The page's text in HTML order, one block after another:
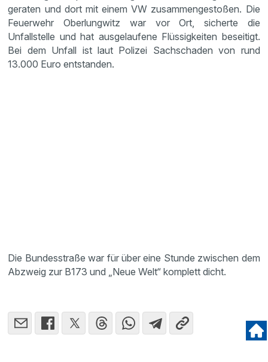
geraten und dort mit einem VW zusammengestoßen. Die
Feuerwehr Oberlungwitz war vor Ort, sicherte die
Unfallstelle und hat ausgelaufene Flüssigkeiten beseitigt.
Bei dem Unfall ist laut Polizei Sachschaden von rund
13.000 Euro entstanden.
Die Bundesstraße war für über eine Stunde zwischen dem
Abzweig zur B173 und „Neue Welt“ komplett dicht.